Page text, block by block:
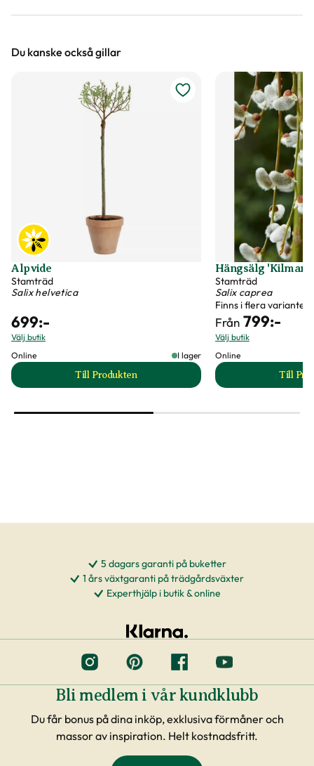
Du kanske också gillar
Alpvide
Stamträd
Salix helvetica
699:-
Välj butik
Online
I lager
Till Produkten
till Alpvide produktsida
Hängsälg
Stamträd
Salix caprea
Finns i flera varianter
Från 799:-
Välj butik
Online
Till
5 dagars garanti på buketter
1 års växtgaranti på trädgårdsväxter
Experthjälp i butik & online
Bli medlem i vår kundklubb
Du får bonus på dina inköp, exklusiva förmåner och
massor av inspiration. Helt kostnadsfritt.